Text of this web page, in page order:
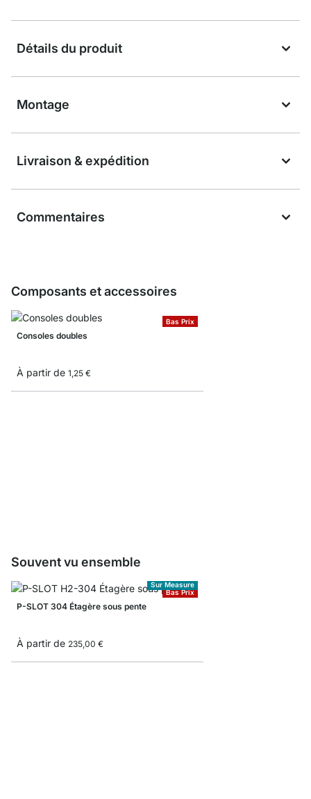
Détails du produit
Montage
Livraison & expédition
Commentaires
Composants et accessoires
Bas Prix
Consoles doubles
À partir de 1,25 €
Souvent vu ensemble
Bas Prix
Sur Measure
P-SLOT 304 Étagère sous pente
À partir de 235,00 €